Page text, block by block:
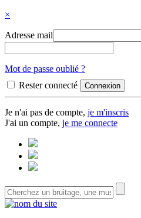
×
Adresse mail
Mot de passe oublié ?
Rester connecté
Je n'ai pas de compte, je m'inscris
J'ai un compte, je me connecte